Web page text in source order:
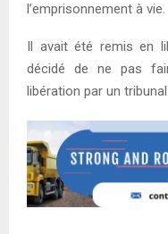
l’emprisonnement à vie.
Il avait été remis en
décidé de ne pas
libération par un